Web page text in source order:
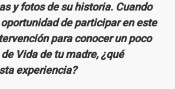
y fotos de su historia. Cuando
de participar en este
para conocer un poco
Vida de tu madre, ¿qué
experiencia?